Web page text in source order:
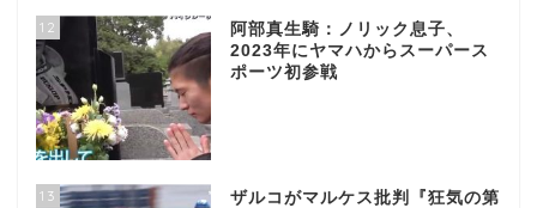
12
阿部真生騎：ノリック息子、
2023年にヤマハからスーパース
ポーツ初参戦
13
ザルコがマルケス批判『狂気の第